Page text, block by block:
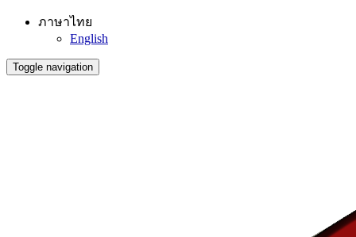
ภาษาไทย
English
Toggle navigation